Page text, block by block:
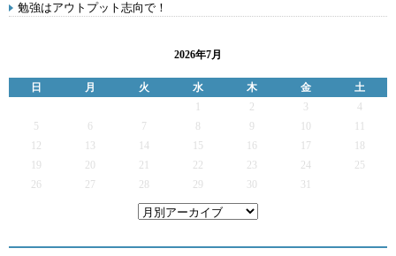
勉強はアウトプット志向で！
2026年7月
日 月 火 水 木 金
土
2 3
4
5
6 7 9
12
13 14 15 16 17
19
20 21 22 23 24
25
26
27 28 29 30 31